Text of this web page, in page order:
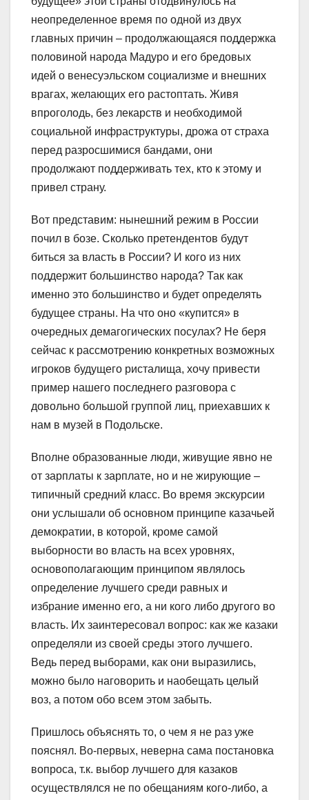
неопределенное время по одной из двух
главных причин – продолжающаяся поддержка
половиной народа Мадуро и его бредовых
идей о венесуэльском социализме и внешних
врагах, желающих его растоптать. Живя
впроголодь, без лекарств и необходимой
социальной инфраструктуры, дрожа от страха
перед разросшимися бандами, они
продолжают поддерживать тех, кто к этому и
привел страну.
Вот представим: нынешний режим в России
почил в бозе. Сколько претендентов будут
биться за власть в России? И кого из них
поддержит большинство народа? Так как
именно это большинство и будет определять
будущее страны. На что оно «купится» в
очередных демагогических посулах? Не беря
сейчас к рассмотрению конкретных возможных
игроков будущего ристалища, хочу привести
пример нашего последнего разговора с
довольно большой группой лиц, приехавших к
нам в музей в Подольске.
Вполне образованные люди, живущие явно не
от зарплаты к зарплате, но и не жирующие –
типичный средний класс. Во время экскурсии
они услышали об основном принципе казачьей
демократии, в которой, кроме самой
выборности во власть на всех уровнях,
основополагающим принципом являлось
определение лучшего среди равных и
избрание именно его, а ни кого либо другого во
власть. Их заинтересовал вопрос: как же казаки
определяли из своей среды этого лучшего.
Ведь перед выборами, как они выразились,
можно было наговорить и наобещать целый
воз, а потом обо всем этом забыть.
Пришлось объяснять то, о чем я не раз уже
пояснял. Во-первых, неверна сама постановка
вопроса, т.к. выбор лучшего для казаков
осуществлялся не по обещаниям кого-либо, а